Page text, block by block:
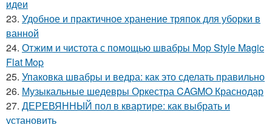
идеи
23. Удобное и практичное хранение тряпок для уборки в
ванной
24. Отжим и чистота с помощью швабры Mop Style Magic
Flat Mop
25. Упаковка швабры и ведра: как это сделать правильно
26. Музыкальные шедевры Оркестра CAGMO Краснодар
27. ДЕРЕВЯННЫЙ пол в квартире: как выбрать и
установить